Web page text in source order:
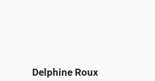
Delphine Roux